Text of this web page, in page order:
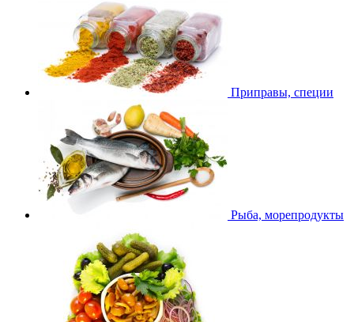
Приправы, специи
Рыба, морепродукты